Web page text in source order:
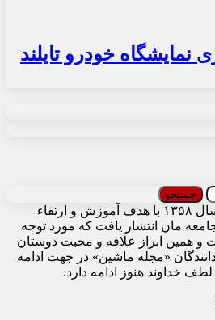
خودرو تایلند
«مجله ماشین» از مهرماه سال ۱۳۵۸ با هدف آموزش و ارتقاء
مان انتشار یافت که مورد توجه
و همین ابراز علاقه و محبت دوستان
«مجله ماشین» در جهت ادامه
خداوند هنوز ادامه دارد.